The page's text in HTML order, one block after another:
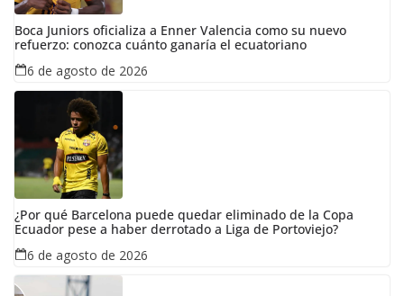
Boca Juniors oficializa a Enner Valencia como su nuevo
refuerzo: conozca cuánto ganaría el ecuatoriano
6 de agosto de 2026
¿Por qué Barcelona puede quedar eliminado de la Copa
Ecuador pese a haber derrotado a Liga de Portoviejo?
6 de agosto de 2026